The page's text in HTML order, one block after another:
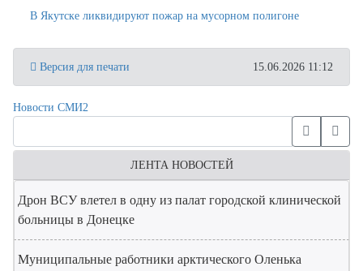
В Якутске ликвидируют пожар на мусорном полигоне
Версия для печати 15.06.2026 11:12
Новости СМИ2
ЛЕНТА НОВОСТЕЙ
Дрон ВСУ влетел в одну из палат городской клинической
больницы в Донецке
Муниципальные работники арктического Оленька